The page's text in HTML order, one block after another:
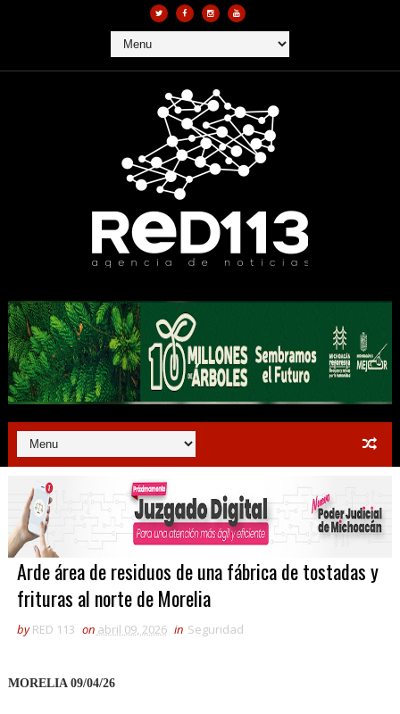
Arde área de residuos de una fábrica de tostadas y
frituras al norte de Morelia
by RED 113 on abril 09, 2026 in Seguridad
MORELIA 09/04/26